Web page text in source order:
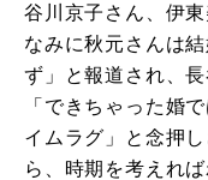
谷川京子さん、伊
なみに秋元さんは
ず」と報道され、
「できちゃった婚
イムラグ」と念押
ら、時期を考えれ